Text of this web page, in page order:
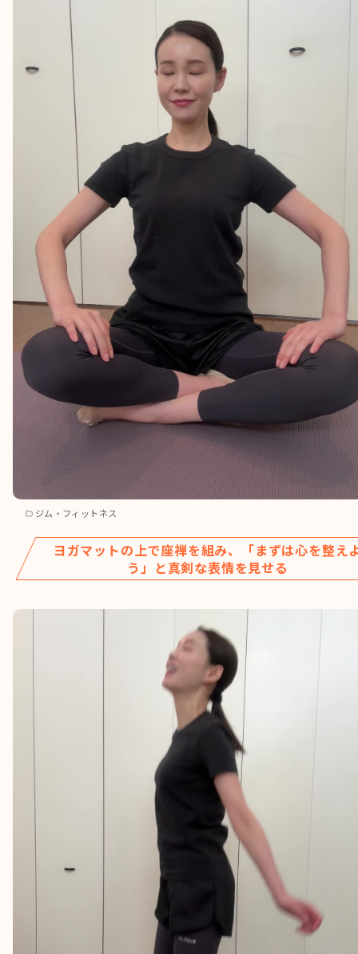
ジム・フィットネス
ヨガマットの上で座禅を組み、「まずは心を整え
う」と真剣な表情を見せる